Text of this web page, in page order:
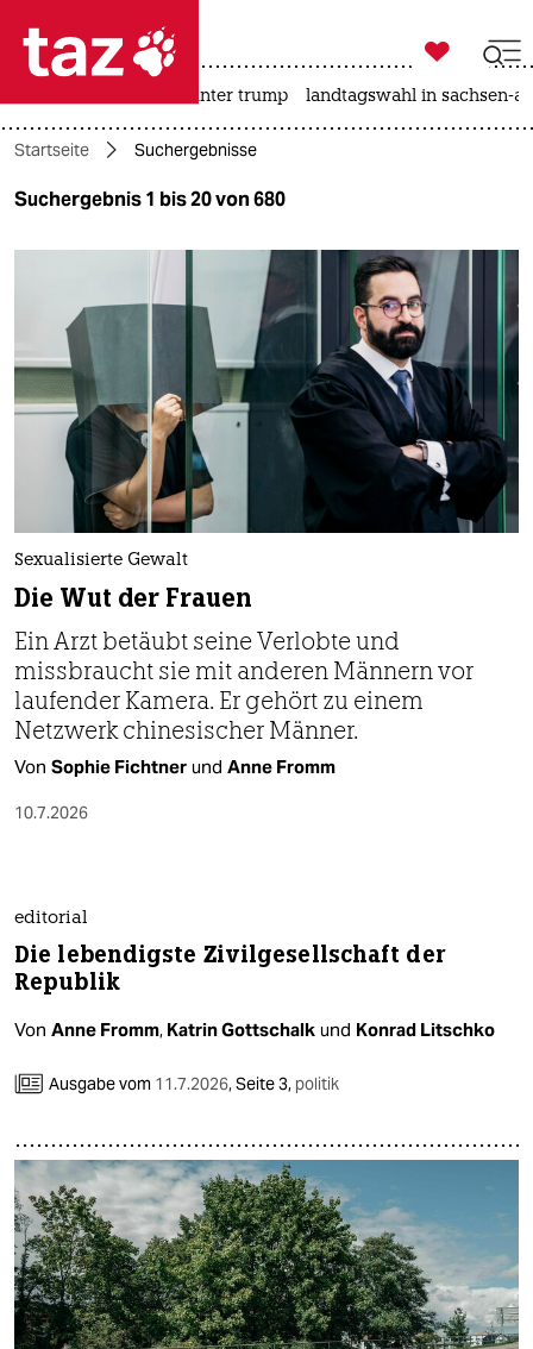
 taz zahl ich
taz zahl ich
themen
gesellschaft
kultur
sport
berlin
nord
wahrheit
verlag
verlag
unterstützen
abo
genossenschaft
epaper login

taz zahl ich
usa unter trump landtagswahl in sachsen-
Startseite Suchergebnisse
Suchergebnis 1 bis 20 von 680
Sexualisierte Gewalt
Die Wut der Frauen
Ein Arzt betäubt seine Verlobte und
missbraucht sie mit anderen Männern vor
laufender Kamera. Er gehört zu einem
Netzwerk chinesischer Männer.
Von Sophie Fichtner und Anne Fromm
10.7.2026
editorial
Die lebendigste Zivilgesellschaft der
Republik
Von Anne Fromm, Katrin Gottschalk und Konrad Litschko
Ausgabe vom 11.7.2026,Seite 3, politik